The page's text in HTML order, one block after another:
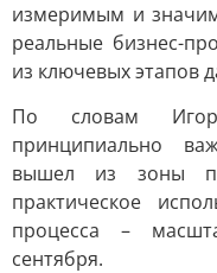
измеримым и
реальные бизнес-
из ключевых этапов
По словам
принципиально
вышел из зоны
практическое
процесса –
сентября.